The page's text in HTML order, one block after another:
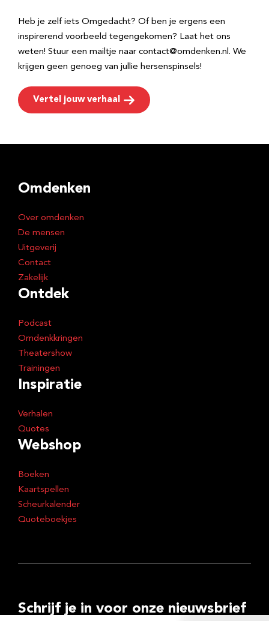
Heb je zelf iets Omgedacht? Of ben je ergens een
inspirerend voorbeeld tegengekomen? Laat het ons
weten! Stuur een mailtje naar contact@omdenken.nl. We
krijgen geen genoeg van jullie hersenspinsels!
Vertel jouw verhaal
Omdenken
Over omdenken
De mensen
Uitgeverij
Contact
Zakelijk
Ontdek
Podcast
Omdenkkringen
Theatershow
Trainingen
Inspiratie
Verhalen
Quotes
Webshop
Boeken
Kaartspellen
Scheurkalender
Quoteboekjes
Schrijf je in voor onze nieuwsbrief